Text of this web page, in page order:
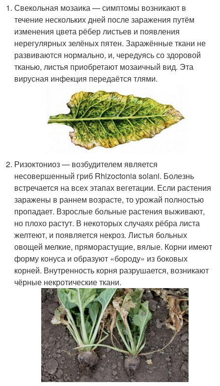
Свекольная мозаика — симптомы возникают в
течение нескольких дней после заражения путём
изменения цвета рёбер листьев и появления
нерегулярных зелёных пятен. Заражённые ткани не
развиваются нормально, и, чередуясь со здоровой
тканью, листья приобретают мозаичный вид. Эта
вирусная инфекция передаётся тлями.
Ризоктониоз — возбудителем является
несовершенный гриб Rhizoctonia solani. Болезнь
встречается на всех этапах вегетации. Если растения
заражены в раннем возрасте, то урожай полностью
пропадает. Взрослые больные растения выживают,
но плохо растут. В некоторых случаях рёбра листа
желтеют, и появляется некроз. Листья больных
овощей мелкие, пряморастущие, вялые. Корни имеют
форму конуса и образуют «бороду» из боковых
корней. Внутренность корня разрушается, возникают
чёрные некротические ткани.